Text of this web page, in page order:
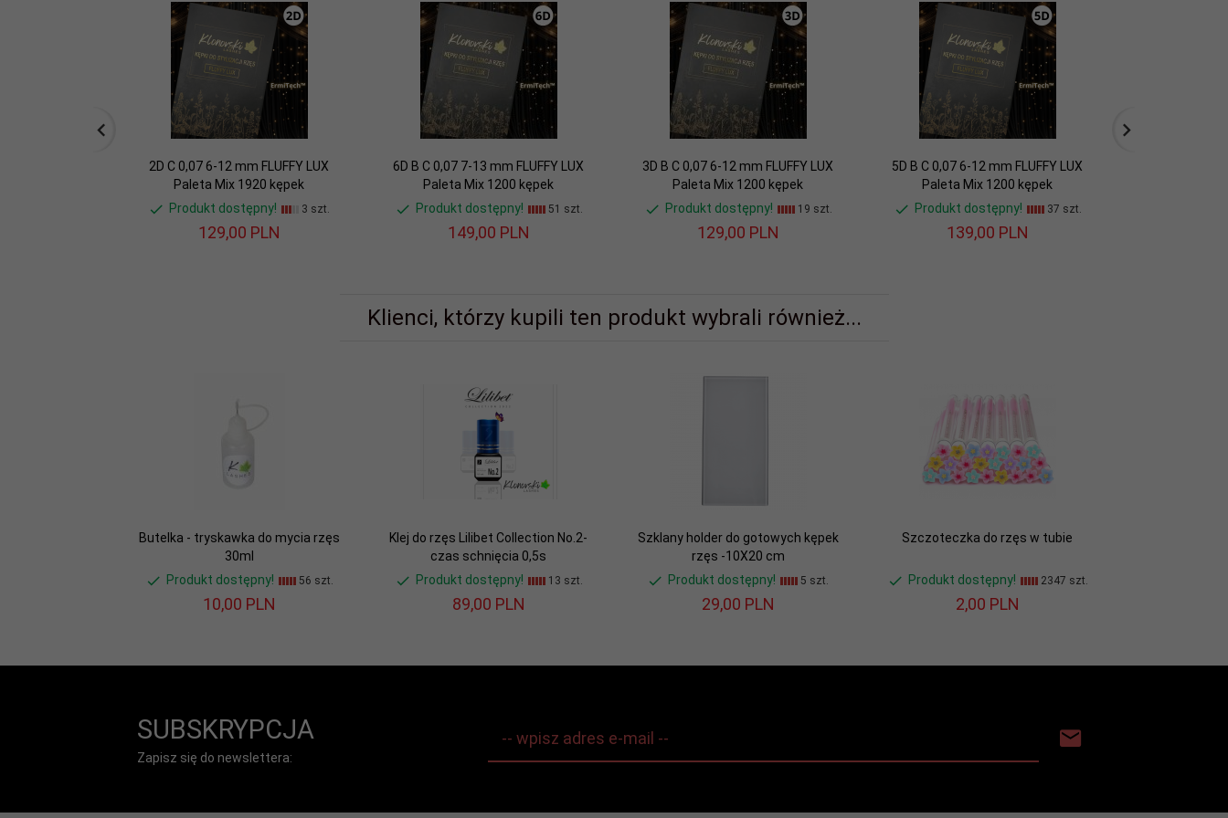
2D C 0,07 6-12 mm FLUFFY LUX
Paleta Mix 1920 kępek
Produkt dostępny!
3 szt.
129,00 PLN
6D B C 0,07 7-13 mm FLUFFY LUX
Paleta Mix 1200 kępek
Produkt dostępny!
51 szt.
149,00 PLN
3D B C 0,07 6-12 mm FLUFFY LUX
Paleta Mix 1200 kępek
Produkt dostępny!
19 szt.
129,00 PLN
5D B C 0,07 6-12 mm FLUFFY LUX
Paleta Mix 1200 kępek
Produkt dostępny!
37 szt.
139,00 PLN
Klienci, którzy kupili ten produkt wybrali również...
Butelka - tryskawka do mycia rzęs
30ml
Produkt dostępny!
56 szt.
10,00 PLN
Klej do rzęs Lilibet Collection No.2-
czas schnięcia 0,5s
Produkt dostępny!
13 szt.
89,00 PLN
Szklany holder do gotowych kępek
rzęs -10X20 cm
Produkt dostępny!
5 szt.
29,00 PLN
Szczoteczka do rzęs w tubie
Produkt dostępny! 2347 szt.
2,00 PLN
SUBSKRYPCJA
Zapisz się do newslettera:
-- wpisz adres e-mail --